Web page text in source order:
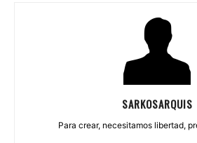
SARKOSARQUIS
Para crear, necesitamos libertad,